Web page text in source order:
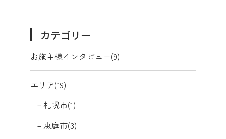
カテゴリー
お施主様インタビュー(9)
エリア(19)
札幌市(1)
恵庭市(3)